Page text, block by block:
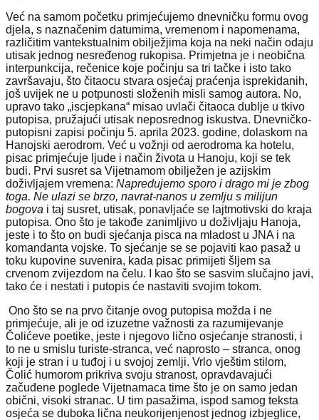
Već na samom početku primjećujemo dnevničku formu ovog
djela, s naznačenim datumima, vremenom i napomenama,
različitim vantekstualnim obilježjima koja na neki način odaju
utisak jednog nesređenog rukopisa. Primjetna je i neobična
interpunkcija, rečenice koje počinju sa tri tačke i isto tako
završavaju, što čitaocu stvara osjećaj praćenja isprekidanih,
još uvijek ne u potpunosti složenih misli samog autora. No,
upravo tako „iscjepkana“ misao uvlači čitaoca dublje u tkivo
putopisa, pružajući utisak neposrednog iskustva. Dnevničko-
putopisni zapisi počinju 5. aprila 2023. godine, dolaskom na
Hanojski aerodrom. Već u vožnji od aerodroma ka hotelu,
pisac primjećuje ljude i način života u Hanoju, koji se tek
budi. Prvi susret sa Vijetnamom obilježen je azijskim
doživljajem vremena: Napredujemo sporo i drago mi je zbog
toga. Ne ulazi se brzo, navrat-nanos u zemlju s milijun
bogova i taj susret, utisak, ponavljaće se lajtmotivski do kraja
putopisa. Ono što je takođe zanimljivo u doživljaju Hanoja,
jeste i to što on budi sjećanja pisca na mladost u JNA i na
komandanta vojske. To sjećanje se se pojaviti kao pasaž u
toku kupovine suvenira, kada pisac primijeti šljem sa
crvenom zvijezdom na čelu. I kao što se sasvim slučajno javi,
tako će i nestati i putopis će nastaviti svojim tokom.
Ono što se na prvo čitanje ovog putopisa možda i ne
primjećuje, ali je od izuzetne važnosti za razumijevanje
Čolićeve poetike, jeste i njegovo lično osjećanje stranosti, i
to ne u smislu turiste-stranca, već naprosto – stranca, onog
koji je stran i u tuđoj i u svojoj zemlji. Vrlo vještim stilom,
Čolić humorom prikriva svoju stranost, opravdavajući
začuđene poglede Vijetnamaca time što je on samo jedan
obični, visoki stranac. U tim pasažima, ispod samog teksta
osjeća se duboka lična neukorijenjenost jednog izbjeglice,